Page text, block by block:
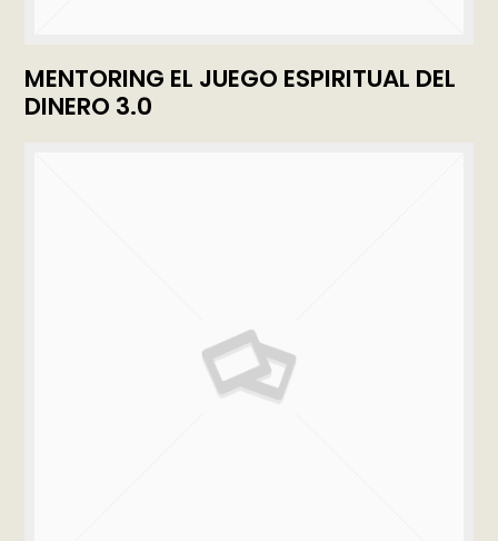
MENTORING EL JUEGO ESPIRITUAL DEL
DINERO 3.0